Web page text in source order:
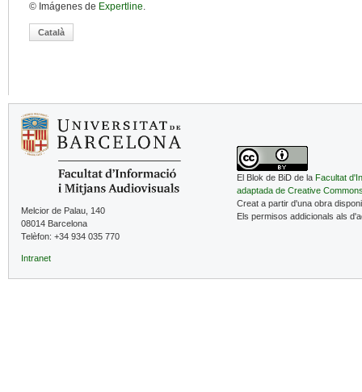
© Imágenes de Expertline.
Català
Melcior de Palau, 140
08014 Barcelona
Telèfon: +34 934 035 770
Intranet
El Blok de BiD de la Facultat
adaptada de Creative
Creat a partir d'una obra
Els permisos addicionals als